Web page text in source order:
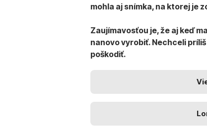
mohla aj snímka, na ktorej je
Zaujímavosťou je, že aj keď
nanovo vyrobiť. Nechceli
poškodiť.